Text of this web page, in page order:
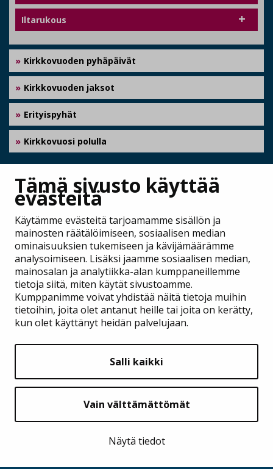
Tämä sivusto käyttää
evästeitä
Käytämme evästeitä tarjoamamme sisällön ja
mainosten räätälöimiseen, sosiaalisen median
ominaisuuksien tukemiseen ja kävijämäärämme
analysoimiseen. Lisäksi jaamme sosiaalisen median,
mainosalan ja analytiikka-alan kumppaneillemme
tietoja siitä, miten käytät sivustoamme.
Kumppanimme voivat yhdistää näitä tietoja muihin
tietoihin, joita olet antanut heille tai joita on kerätty,
kun olet käyttänyt heidän palvelujaan.
Salli kaikki
Vain välttämättömät
Näytä tiedot
Iltarukous
Kirkkovuoden pyhäpäivät
Kirkkovuoden jaksot
Erityispyhät
Kirkkovuosi polulla
Kirkkokäsikirja
Virsikirja
Kirkkovuosi selkosuomeksi
Aineistoa
jumalanpalveluksiin
Kirkkovuosi polulla
taustatietoa